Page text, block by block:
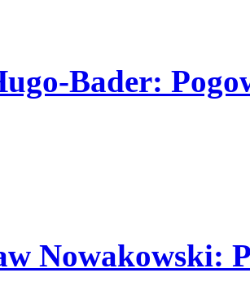
Bader:
Nowakowski: